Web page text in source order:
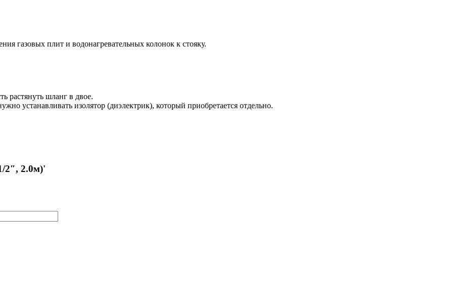
газовых плит и водонагревательных колонок к стояку.
растянуть шланг в двое.
устанавливать изолятор (диэлектрик), который приобретается отдельно.
2″, 2.0м)'